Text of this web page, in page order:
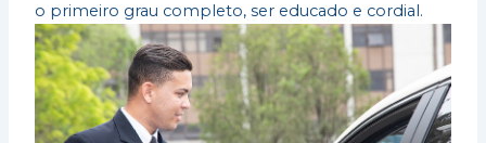
o primeiro grau completo, ser educado e cordial.